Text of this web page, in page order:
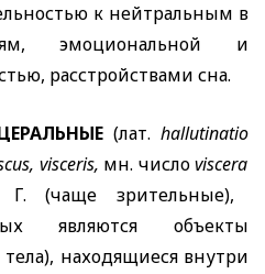
к нейтральным в
эмоциональной и
расстройствами сна.
(лат. hallutinatio
, visceris, мн. числоviscera
(чаще зрительные),
являются объекты
находящиеся внутри